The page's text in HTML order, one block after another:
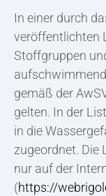
In einer durch
veröffentlichten
Stoffgruppen
gemäß der
gelten. In der
in die
zugeordnet. Die
nur auf der
(https://